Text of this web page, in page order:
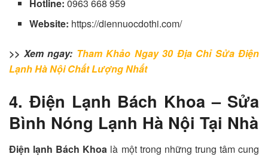
Hotline: 0963 668 959
Website: https://diennuocdothi.com/
>> Xem ngay: Tham Khảo Ngay 30 Địa Chỉ Sửa Điện
Lạnh Hà Nội Chất Lượng Nhất
4. Điện Lạnh Bách Khoa – Sửa
Bình Nóng Lạnh Hà Nội Tại Nhà
Điện lạnh Bách Khoa là một trong những trung tâm cung